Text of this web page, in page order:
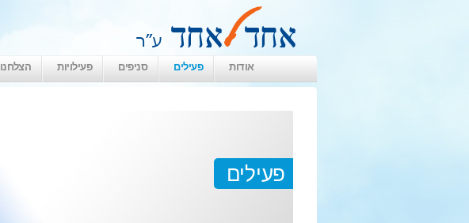
הצלחנו פעילויות סניפים פעילים אודות
פעילים